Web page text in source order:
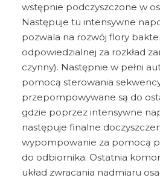
wstępnie podczyszczone w
Następuje tu intensywne
pozwala na rozwój flory
odpowiedzialnej za rozkład
czynny). Następnie w pełni
pomocą sterowania
przepompowywane są do
gdzie poprzez intensywne
następuje finalne
wypompowanie za pomocą
do odbiornika. Ostatnia
układ zwracania nadmiaru